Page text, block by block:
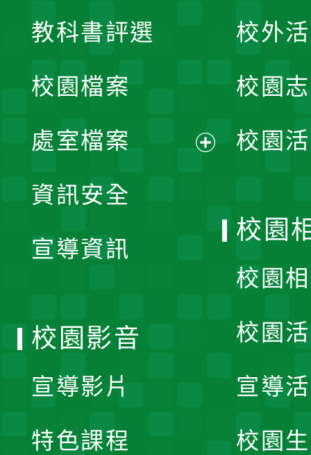
單
教科書評選
校園檔案
處室檔案
資訊安全
宣導資訊
校外
校園
校園
校園
校園
校園
宣導
校園
校園影音
宣導影片
特色課程